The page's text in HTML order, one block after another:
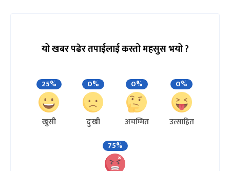
यो खबर पढेर तपाईलाई कस्तो महसुस भयो ?
25%
खुसी
0%
दुःखी
0%
अचम्मित
0%
उत्साहित
75%